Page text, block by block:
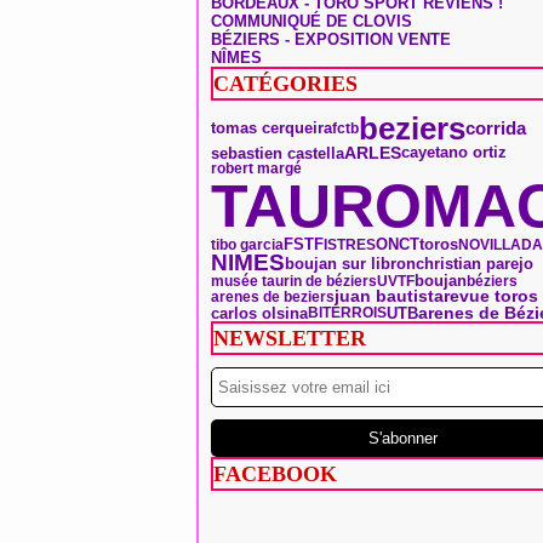
COMMUNIQUÉ DE CLOVIS
BÉZIERS - EXPOSITION VENTE
NÎMES
CATÉGORIES
tomas cerqueirafctbbezierscorrida
sebastien castellaARLEScayetano ortiz
robert margé
tibo garcia FSTFISTRESONCTtorosNOVILLADA
NIMESboujan sur libronchristian parejo
musée taurin de béziersUVTFboujanbéziers
arenes de beziersjuan bautistarevue toros
carlos olsinaBITERROISUTBarenes de
NEWSLETTER
FACEBOOK